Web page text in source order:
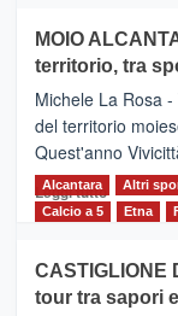
Torna
la
dell’Etna
MOIO
territorio, tra
Michele La Rosa
del territorio
Quest'anno
Leggi tutto Leggi
MOIO
Alcantara Altri
Calcio a 5
Etna
CASTIGLIONE
tour tra sapori